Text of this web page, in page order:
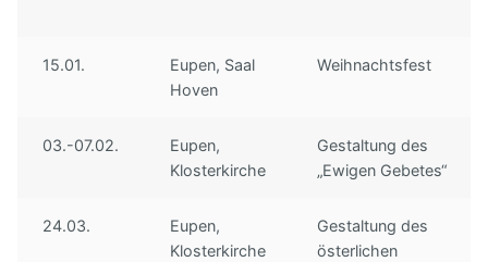
Unser Dirigent
Unsere Musikkomission
Unser Vorstand
In der Stadt
Eine dankbare Aufgabe
Audio
Hörproben
Freunde
15.01.
Eupen, Saal
Hoven
Weihnachtsfest
03.-07.02.
Eupen,
Klosterkirche
Gestaltung des
„Ewigen Gebetes“
24.03.
Eupen,
Klosterkirche
Gestaltung des
österlichen